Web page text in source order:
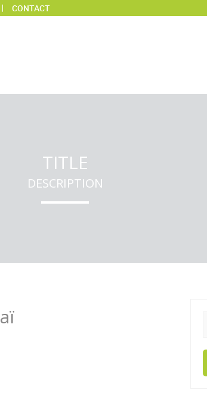
CONTACT
TITLE
DESCRIPTION